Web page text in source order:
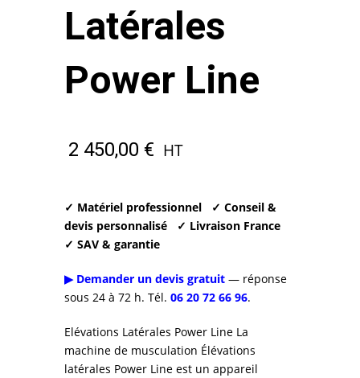
Latérales
Power Line
2 450,00 € HT
✓ Matériel professionnel
✓ Conseil &
devis personnalisé
✓ Livraison France
✓ SAV & garantie
▶ Demander un devis gratuit — réponse
sous 24 à 72 h. Tél. 06 20 72 66 96.
Elévations Latérales Power Line La
machine de musculation Élévations
latérales Power Line est un appareil